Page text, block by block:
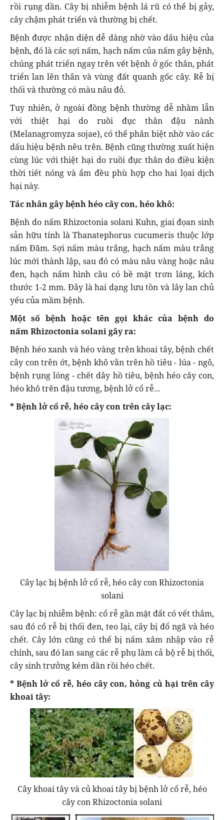
rồi rụng dần. Cây bị nhiễm bệnh lá rũ có thể bị gảy,
cây chậm phát triển và thường bị chết.
Bệnh được nhận diện dễ dàng nhờ vào dấu hiệu của
bệnh, đó là các sợi nấm, hạch nấm của nấm gây bệnh,
chúng phát triển ngay trên vết bệnh ở gốc thân, phát
triển lan lên thân và vùng đất quanh gốc cây. Rễ bị
thối và thường có màu nâu đỏ.
Tuy nhiên, ở ngoài đồng bệnh thường dễ nhầm lẫn
với thiệt hại do ruồi đục thân đậu nành
(Melanagromyza sojae), có thể phân biệt nhờ vào các
dấu hiệu bệnh nêu trên. Bệnh cũng thường xuất hiện
cùng lúc với thiệt hại do ruồi đục thân do điều kiện
thời tiết nóng và ẩm đều phù hợp cho hai lọai dịch
hại này.
Tác nhân gây bệnh héo cây con, héo khô:
Bệnh do nấm Rhizoctonia solani Kuhn, giai đọan sinh
sản hữu tính là Thanatephorus cucumeris thuộc lớp
nấm Đãm. Sợi nấm màu trắng, hạch nấm màu trắng
lúc mới thành lập, sau đó có màu nâu vàng hoặc nâu
đen, hạch nấm hình cầu có bề mặt trơn láng, kích
thước 1-2 mm. Đây là hai dạng lưu tồn và lây lan chủ
yếu của mầm bệnh.
Một số bệnh hoặc tên gọi khác của bệnh do
nấm Rhizoctonia solani gây ra:
Bệnh héo xanh và héo vàng trên khoai tây, bệnh chết
cây con trên ớt, bệnh khô vằn trên hồ tiêu - lúa - ngô,
bệnh rụng lóng - chết dây hồ tiêu, bệnh héo cây con,
héo khô trên đậu tương, bệnh lở cổ rễ...
* Bệnh lở cổ rễ, héo cây con trên cây lạc:
Cây lạc bị bệnh lở cổ rễ, héo cây con Rhizoctonia
solani
Cây lạc bị nhiễm bệnh: cổ rễ gần mặt đất có vết thâm,
sau đó cổ rễ bị thối đen, teo lại, cây bị đổ ngã và héo
chết. Cây lớn cũng có thể bị nấm xâm nhập vào rễ
chính, sau đó lan sang các rễ phụ làm cả bộ rễ bị thối,
cây sinh trưởng kém dần rồi héo chết.
* Bệnh lở cổ rễ, héo cây con, hỏng củ hại trên cây
khoai tây:
Cây khoai tây và củ khoai tây bị bệnh lở cổ rễ, héo
cây con Rhizoctonia solani